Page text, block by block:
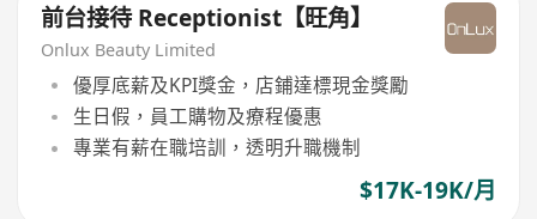
前台接待 Receptionist【旺角】
Onlux Beauty Limited
優厚底薪及KPI獎金，店鋪達標現金獎勵
生日假，員工購物及療程優惠
專業有薪在職培訓，透明升職機制
$17K-19K/月